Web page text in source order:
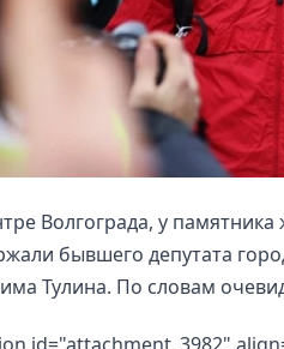
Волгограда, у
бывшего депутата
Тулина. По словам